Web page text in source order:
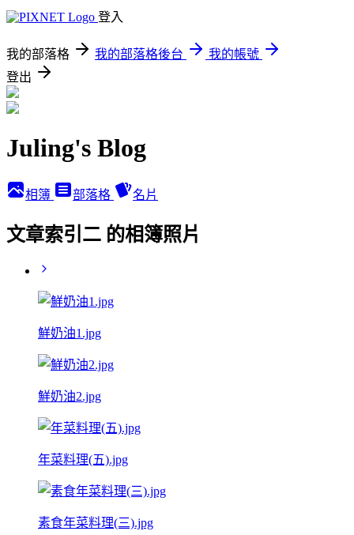
登入
我的部落格 我的部落格後台
我的帳號
登出
Juling's Blog
相簿 部落格 名片
文章索引二 的相簿照片
鮮奶油1.jpg
鮮奶油2.jpg
年菜料理(五).jpg
素食年菜料理(三).jpg